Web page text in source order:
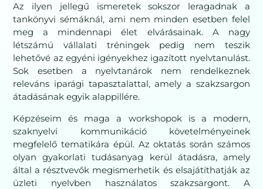
Az ilyen jellegű ismeretek sokszor leragadnak a
tankönyvi sémáknál, ami nem minden esetben felel
meg a mindennapi élet elvárásainak. A nagy
létszámú vállalati tréningek pedig nem teszik
lehetővé az egyéni igényekhez igazított nyelvtanulást.
Sok esetben a nyelvtanárok nem rendelkeznek
releváns iparági tapasztalattal, amely a szakzsargon
átadásának egyik alappillére.
Képzéseim és maga a workshopok is a modern,
szaknyelvi kommunikáció követelményeinek
megfelelő tematikára épül. Az oktatás során számos
olyan gyakorlati tudásanyag kerül átadásra, amely
által a résztvevők megismerhetik és elsajátíthatják az
üzleti nyelvben használatos szakzsargont. A